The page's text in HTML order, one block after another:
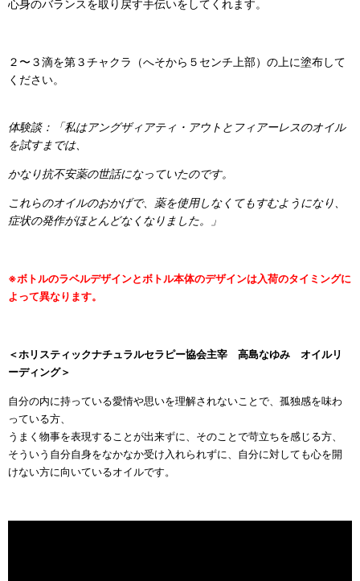
心身のバランスを取り戻す手伝いをしてくれます。
２〜３滴を第３チャクラ（へそから５センチ上部）の上に塗布して
ください。
体験談：「私はアングザィアティ・アウトとフィアーレスのオイル
を試すまでは、
かなり抗不安薬の世話になっていたのです。
これらのオイルのおかげで、薬を使用しなくてもすむようになり、
症状の発作がほとんどなくなりました。」
※ボトルのラベルデザインとボトル本体のデザインは入荷のタイミングに
よって異なります。
＜ホリスティックナチュラルセラピー協会主宰 高島なゆみ オイルリ
ーディング＞
自分の内に持っている愛情や思いを理解されないことで、孤独感を味わ
っている方、
うまく物事を表現することが出来ずに、そのことで苛立ちを感じる方、
そういう自分自身をなかなか受け入れられずに、自分に対しても心を開
けない方に向いているオイルです。